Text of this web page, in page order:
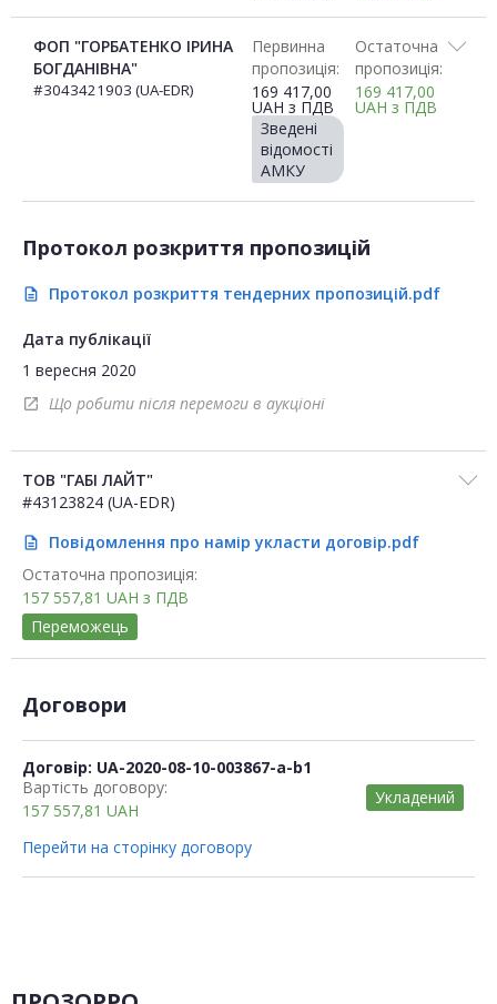
ФОП "ГОРБАТЕНКО ІРИНА
БОГДАНІВНА"
#3043421903 (UA-EDR)
Первинна
пропозиція:
169 417,00
UAH з ПДВ
Зведені
відомості
АМКУ
Остаточна
пропозиція:
169 417,00
UAH з ПДВ
Протокол розкриття пропозицій
description Протокол розкриття тендерних пропозицій.pdf
Дата публікації
1 вересня 2020
open_in_new Що робити після перемоги в аукціоні
ТОВ "ГАБІ ЛАЙТ"
#43123824 (UA-EDR)
description
Повідомлення про намір укласти договір.pdf
Остаточна пропозиція:
157 557,81 UAH з ПДВ
Переможець
Договори
Договір: UA-2020-08-10-003867-a-b1
Вартість договору:
157 557,81 UAH
Укладений
Перейти на сторінку договору